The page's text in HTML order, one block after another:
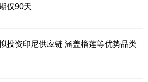
仅90天
投资印尼供应链 涵盖榴莲等优势品类